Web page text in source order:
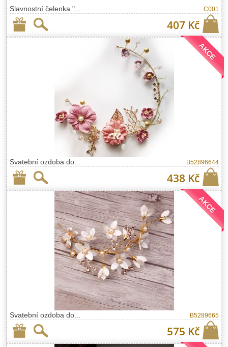
Slavnostní čelenka "... C001
407 Kč
Svatební ozdoba do... B52896644
438 Kč
AKCE
Svatební ozdoba do... B5289665
575 Kč
AKCE